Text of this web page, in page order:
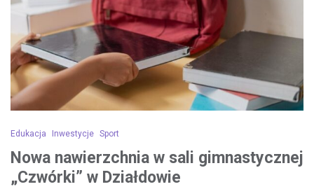
Edukacja Inwestycje Sport
Nowa nawierzchnia w sali gimnastycznej
„Czwórki” w Działdowie